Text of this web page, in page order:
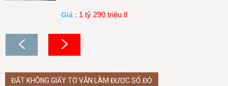
Giá : 1 tỷ 290 triệu tl
ĐẤT KHÔNG GIẤY TỜ VẪN LÀM ĐƯỢC SỔ ĐỎ